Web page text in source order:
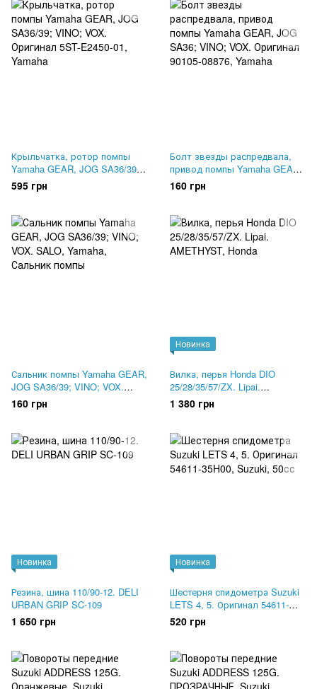
Крыльчатка, ротор помпы
Yamaha GEAR, JOG SA36/39;
VINO; VOX. Оригинал 5ST-
E2450-01
595 грн
Болт звезды распредвала,
привод помпы Yamaha GEAR,
JOG SA36; VINO; VOX.
Оригинал 90105-08876
160 грн
Сальник помпы Yamaha GEAR,
JOG SA36/39; VINO; VOX.
SALO
160 грн
Новинка
Вилка, перья Honda DIO
25/28/35/57/ZX. Lipai.
AMETHYST
1 380 грн
Новинка
Резина, шина 110/90-12. DELI
URBAN GRIP SC-109
1 650 грн
Новинка
Шестерня спидометра Suzuki
LETS 4, 5. Оригинал 54611-
35H00
520 грн